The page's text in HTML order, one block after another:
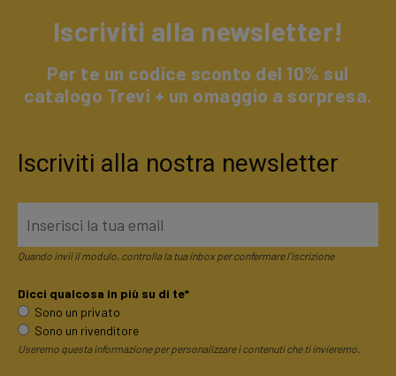
Iscriviti alla newsletter!
Per te un codice sconto del 10% sul
catalogo Trevi + un omaggio a sorpresa.
Iscriviti alla nostra newsletter
Quando invii il modulo, controlla la tua inbox per confermare l'iscrizione
Dicci qualcosa in più su di te*
Sono un privato
Sono un rivenditore
Useremo questa informazione per personalizzare i contenuti che ti invieremo.